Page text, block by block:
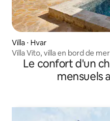
Villa ⋅ Hvar
Villa Vito, villa en bord de
Le confort d'un
mensuels